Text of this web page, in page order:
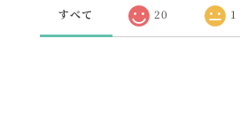
すべて 20 1